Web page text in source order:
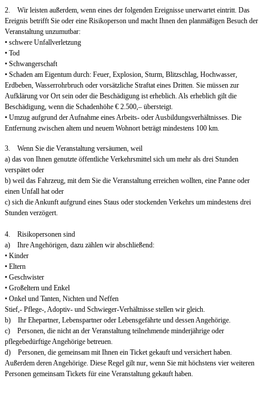
2. Wir leisten außerdem, wenn eines der folgenden Ereignisse unerwartet eintritt. Das
Ereignis betrifft Sie oder eine Risikoperson und macht Ihnen den planmäßigen Besuch der
Veranstaltung unzumutbar:
• schwere Unfallverletzung
• Tod
• Schwangerschaft
• Schaden am Eigentum durch: Feuer, Explosion, Sturm, Blitzschlag, Hochwasser,
Erdbeben, Wasserrohrbruch oder vorsätzliche Straftat eines Dritten. Sie müssen zur
Aufklärung vor Ort sein oder die Beschädigung ist erheblich. Als erheblich gilt die
Beschädigung, wenn die Schadenhöhe € 2.500,– übersteigt.
• Umzug aufgrund der Aufnahme eines Arbeits- oder Ausbildungsverhältnisses. Die
Entfernung zwischen altem und neuem Wohnort beträgt mindestens 100 km.
3. Wenn Sie die Veranstaltung versäumen, weil
a) das von Ihnen genutzte öffentliche Verkehrsmittel sich um mehr als drei Stunden
verspätet oder
b) weil das Fahrzeug, mit dem Sie die Veranstaltung erreichen wollten, eine Panne oder
einen Unfall hat oder
c) sich die Ankunft aufgrund eines Staus oder stockenden Verkehrs um mindestens drei
Stunden verzögert.
4. Risikopersonen sind
a) Ihre Angehörigen, dazu zählen wir abschließend:
• Kinder
• Eltern
• Geschwister
• Großeltern und Enkel
• Onkel und Tanten, Nichten und Neffen
Stief,- Pflege-, Adoptiv- und Schwieger-Verhältnisse stellen wir gleich.
b) Ihr Ehepartner, Lebenspartner oder Lebensgefährte und dessen Angehörige.
c) Personen, die nicht an der Veranstaltung teilnehmende minderjährige oder
pflegebedürftige Angehörige betreuen.
d) Personen, die gemeinsam mit Ihnen ein Ticket gekauft und versichert haben.
Außerdem deren Angehörige. Diese Regel gilt nur, wenn Sie mit höchstens vier weiteren
Personen gemeinsam Tickets für eine Veranstaltung gekauft haben.